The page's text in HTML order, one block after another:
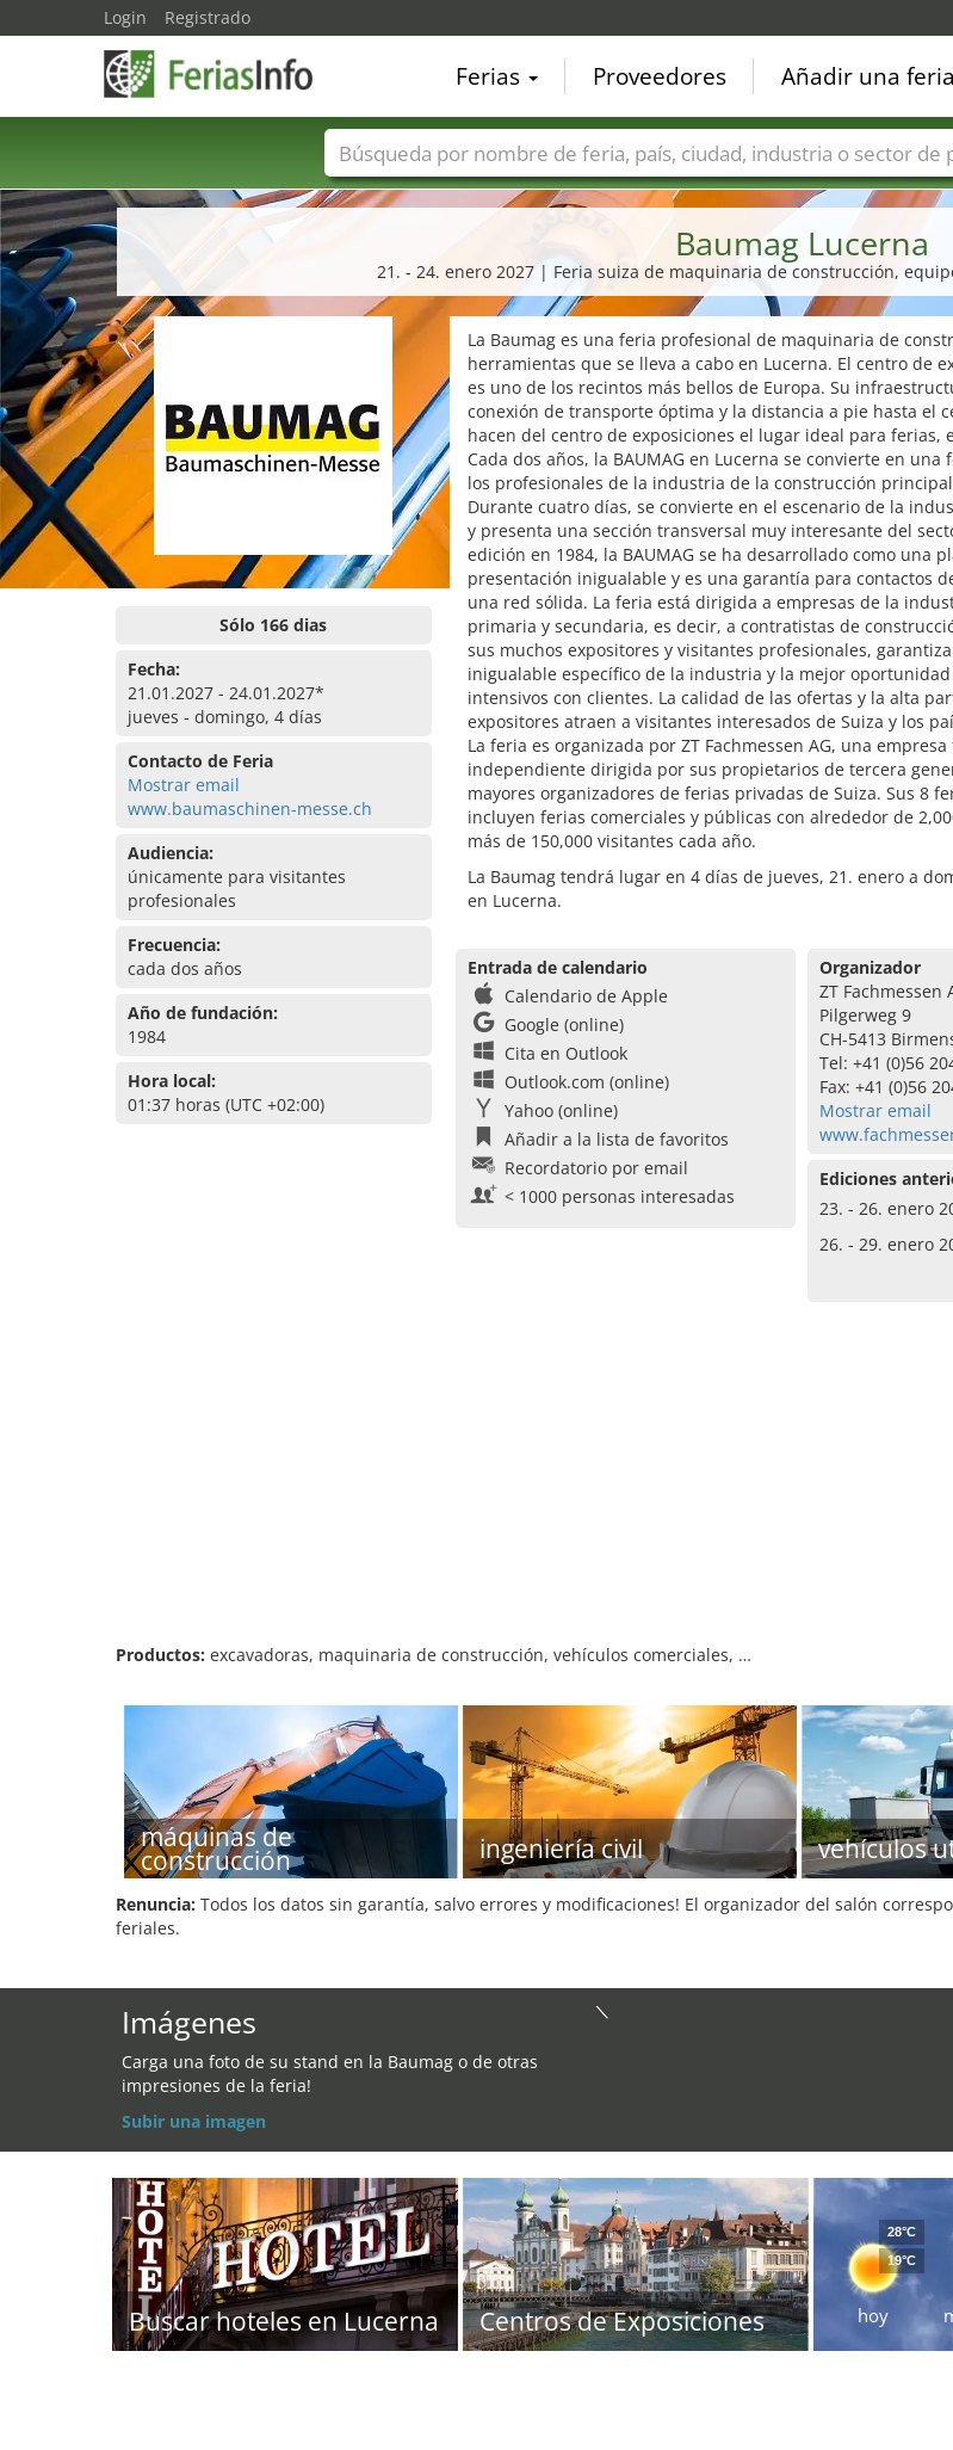
Baumag Lucerna
21. - 24. enero 2027 | Feria suiza de maquinaria de construcción,
Sólo 166 dias
Fecha:
21.01.2027 - 24.01.2027*
jueves - domingo, 4 días
Contacto de Feria
Mostrar email
www.baumaschinen-messe.ch
Audiencia:
únicamente para visitantes
profesionales
Frecuencia:
cada dos años
Año de fundación:
1984
Hora local:
01:37 horas (UTC +02:00)
La Baumag es una feria profesional de maquinaria de
herramientas que se lleva a cabo en Lucerna. El centro de
es uno de los recintos más bellos de Europa. Su
conexión de transporte óptima y la distancia a pie hasta el
hacen del centro de exposiciones el lugar ideal para ferias,
Cada dos años, la BAUMAG en Lucerna se convierte en
los profesionales de la industria de la construcción
Durante cuatro días, se convierte en el escenario de la
y presenta una sección transversal muy interesante del
edición en 1984, la BAUMAG se ha desarrollado como una
presentación inigualable y es una garantía para contactos
una red sólida. La feria está dirigida a empresas de la
primaria y secundaria, es decir, a contratistas de
sus muchos expositores y visitantes profesionales,
inigualable específico de la industria y la mejor
intensivos con clientes. La calidad de las ofertas y la alta
expositores atraen a visitantes interesados de Suiza y los
La feria es organizada por ZT Fachmessen AG, una
independiente dirigida por sus propietarios de tercera
mayores organizadores de ferias privadas de Suiza. Sus 8
incluyen ferias comerciales y públicas con alrededor de
más de 150,000 visitantes cada año.
La Baumag tendrá lugar en 4 días de jueves, 21. enero a
en Lucerna.
Entrada de calendario
Calendario de Apple
Google (online)
Cita en Outlook
Outlook.com (online)
Yahoo (online)
Añadir a la lista de favoritos
Recordatorio por email
< 1000 personas interesadas
Organizador
ZT Fachmessen
Pilgerweg 9
CH-5413
Tel: +41 (0)56
Fax: +41 (0)56
Mostrar email
Ediciones
23. - 26. enero
26. - 29. enero
Productos: excavadoras, maquinaria de construcción, vehículos comerciales, …
máquinas de
construcción ingeniería civil vehículos
Renuncia: Todos los datos sin garantía, salvo errores y modificaciones! El organizador del salón
feriales.
Imágenes
Carga una foto de su stand en la Baumag o de otras
impresiones de la feria!
Subir una imagen
Buscar hoteles en Lucerna Centros de Exposiciones hoy
28°C
19°C
Login Registrado
Ferias Proveedores Añadir una
Nombres de ferias Países Ciudades Sectores de ferias